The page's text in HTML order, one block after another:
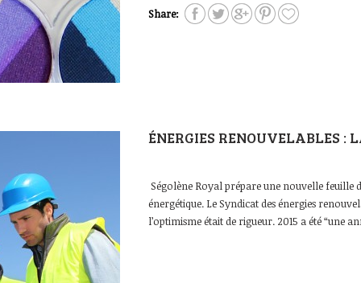
Share:
ÉNERGIES RENOUVELABLES :
Ségolène Royal prépare une nouvelle feuille
énergétique. Le Syndicat des énergies
l’optimisme était de rigueur. 2015 a été “une